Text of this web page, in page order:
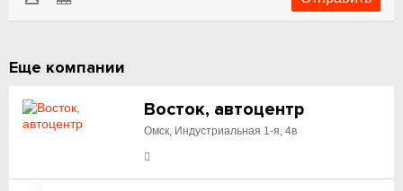
Еще компании
Восток, автоцентр
Омск, Индустриальная 1-я, 4в